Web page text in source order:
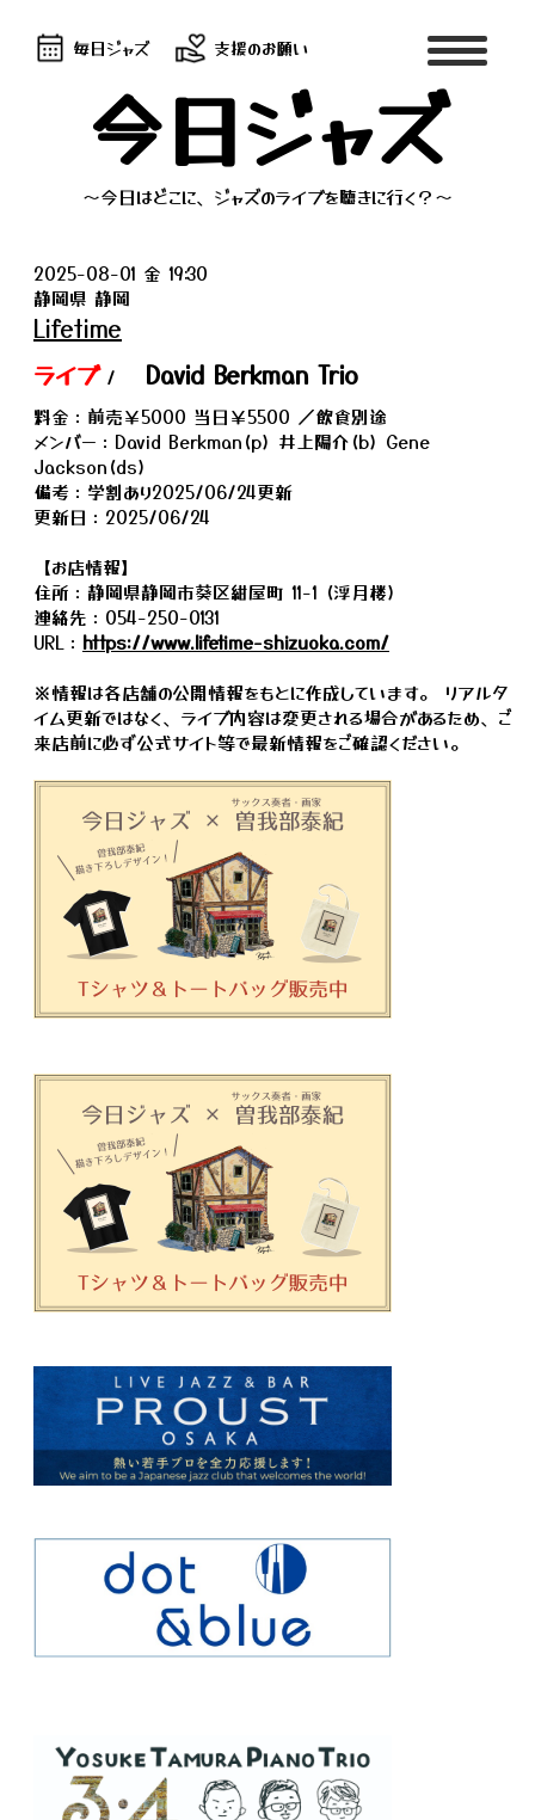
毎日ジャズ 支援のお願い
今日ジャズ
～今日はどこに、ジャズのライブを聴きに行く？～
2025-08-01 金 19:30
静岡県 静岡
Lifetime
ライブ/ David Berkman Trio
料金：前売￥5000 当日￥5500 ／飲食別途
メンバー：David Berkman(p) 井上陽介(b) Gene
Jackson(ds)
備考：学割あり2025/06/24更新
更新日：2025/06/24
【お店情報】
住所：静岡県静岡市葵区紺屋町 11-1 (浮月楼)
連絡先：054-250-0131
URL： https://www.lifetime-shizuoka.com/
※情報は各店舗の公開情報をもとに作成しています。 リアルタ
イム更新ではなく、ライブ内容は変更される場合があるため、ご
来店前に必ず公式サイト等で最新情報をご確認ください。